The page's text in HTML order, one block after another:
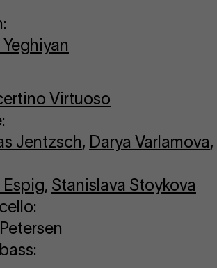
Virtuoso
Jentzsch, Darya Varlamova,
Espig, Stanislava Stoykova